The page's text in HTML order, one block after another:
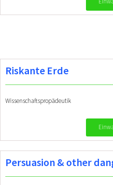
Riskante Erde
Wissenschaftspropädeutik
Persuasion & other